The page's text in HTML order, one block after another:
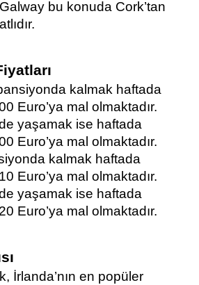
bu konuda Cork’tan
kalmak haftada
Euro’ya mal olmaktadır.
yaşamak ise haftada
Euro’ya mal olmaktadır.
kalmak haftada
Euro’ya mal olmaktadır.
yaşamak ise haftada
Euro’ya mal olmaktadır.
İrlanda’nın en popüler